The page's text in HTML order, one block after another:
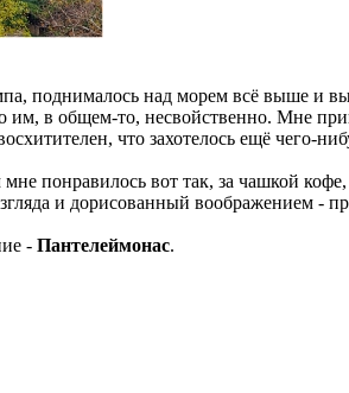
поднималось над морем всё выше и
им, в общем-то, несвойственно. Мне
что захотелось ещё чего-
понравилось вот так, за чашкой
и дорисованный воображением -
- Пантелеймонас.